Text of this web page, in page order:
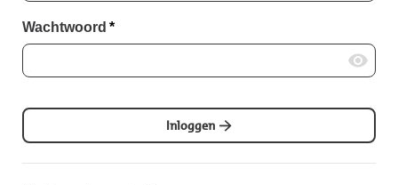
Wachtwoord *
Inloggen